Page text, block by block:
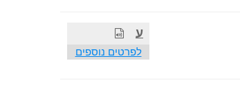
ע
לפרטים נוספים